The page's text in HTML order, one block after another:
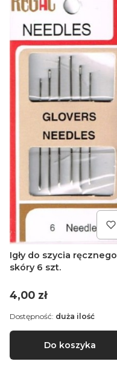
Igły do szycia ręcznego
skóry 6 szt.
Cena
4,00 zł
Do koszyka
Dostępność: duża ilość